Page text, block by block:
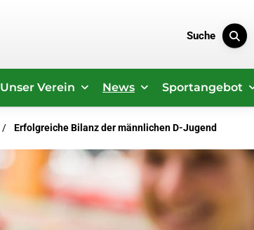
Suche
Unser Verein News Sportangebot
Erfolgreiche Bilanz der männlichen D-Jugend